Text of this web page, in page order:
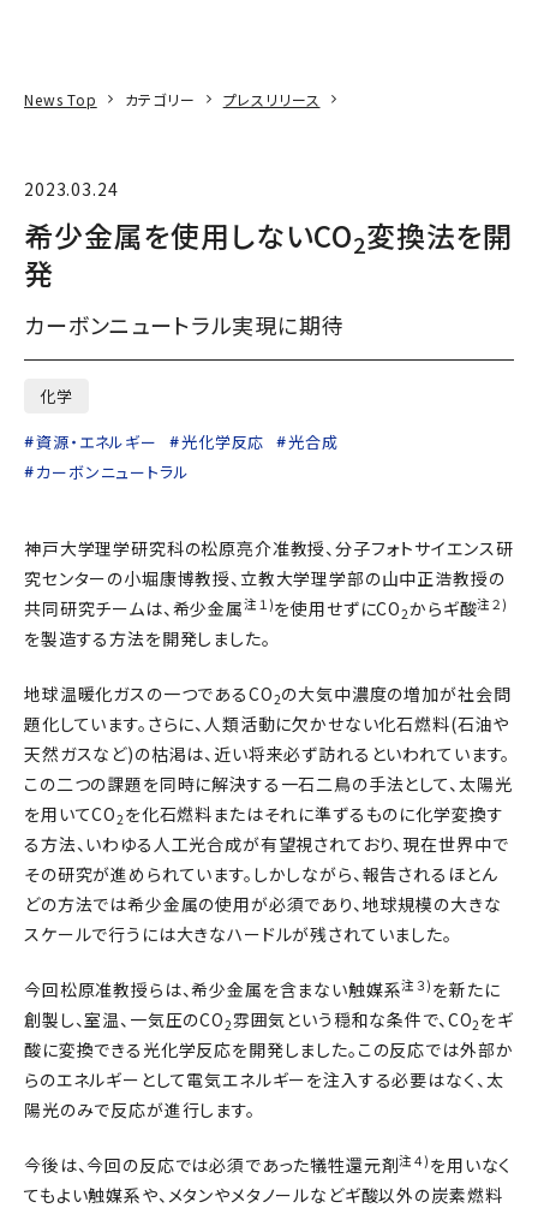
News Top カテゴリー プレスリリース
2023.03.24
希少金属を使用しないCO2変換法を開
発
カーボンニュートラル実現に期待
化学
資源・エネルギー
光化学反応
光合成
カーボンニュートラル
神戸大学理学研究科の松原亮介准教授、分子フォトサイエンス研
究センターの小堀康博教授、立教大学理学部の山中正浩教授の
共同研究チームは、希少金属注１)を使用せずにCO2からギ酸注２)
を製造する方法を開発しました。
地球温暖化ガスの一つであるCO2の大気中濃度の増加が社会問
題化しています。さらに、人類活動に欠かせない化石燃料(石油や
天然ガスなど)の枯渇は、近い将来必ず訪れるといわれています。
この二つの課題を同時に解決する一石二鳥の手法として、太陽光
を用いてCO2 を化石燃料またはそれに準ずるものに化学変換す
る方法、いわゆる人工光合成が有望視されており、現在世界中で
その研究が進められています。しかしながら、報告されるほとん
どの方法では希少金属の使用が必須であり、地球規模の大きな
スケールで行うには大きなハードルが残されていました。
今回松原准教授らは、希少金属を含まない触媒系注３) を新たに
創製し、室温、一気圧のCO2雰囲気という穏和な条件で、CO2 をギ
酸に変換できる光化学反応を開発しました。この反応では外部か
らのエネルギーとして電気エネルギーを注入する必要はなく、太
陽光のみで反応が進行します。
今後は、今回の反応では必須であった犠牲還元剤注４) を用いなく
てもよい触媒系や、メタンやメタノールなどギ酸以外の炭素燃料